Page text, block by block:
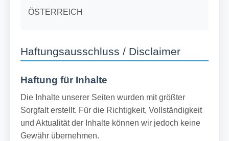
ÖSTERREICH
Haftungsausschluss / Disclaimer
Haftung für Inhalte
Die Inhalte unserer Seiten wurden mit größter
Sorgfalt erstellt. Für die Richtigkeit, Vollständigkeit
und Aktualität der Inhalte können wir jedoch keine
Gewähr übernehmen.